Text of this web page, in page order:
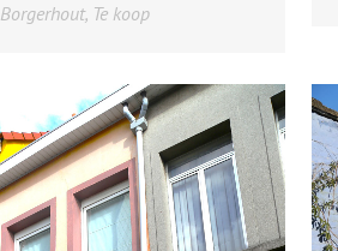
Borgerhout, Te koop